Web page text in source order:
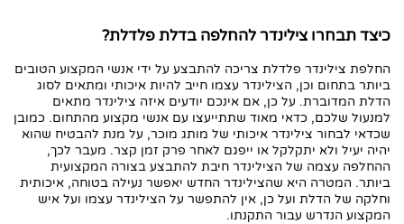
כיצד תבחרו צילינדר להחלפה בדלת פלדלת?
החלפת צילינדר פלדלת צריכה להתבצע על ידי אנשי המקצוע הטובים
ביותר בתחום וכן, הצילינדר עצמו חייב להיות איכותי ומתאים לסוג
הדלת המדוברת. על כן, אם אינכם יודעים איזה צילינדר מתאים
למנעול שלכם, כדאי מאוד שתתייעצו עם אנשי מקצוע מהתחום. כמובן
שכדאי לבחור צילינדר איכותי של מותג מוכר, על מנת להבטיח שהוא
יהיה יעיל ולא יתקלקל או ייפגם לאחר פרק זמן קצר. מעבר לכך,
ההחלפה עצמה של הצילינדר חיבת להתבצע בצורה המקצועית
ביותר. המטרה היא שהצילינדר החדש יאפשר נעילה בטוחה, איכותית
וחלקה של הדלת ועל כן, אין להתפשר על הצילינדר עצמו ועל איש
המקצוע הנדרש עבור התקנתו.